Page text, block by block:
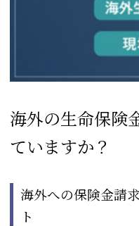
海外の生命保険
ていますか？
海外への保険金請
ト